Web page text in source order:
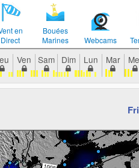
en
Direct
Bouées
Marines
Webcams
Ven Sam Dim Lun Mar